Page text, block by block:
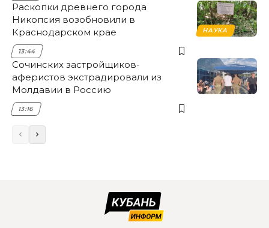
НАУКА
Раскопки древнего города
Никопсия возобновили в
Краснодарском крае
13:44
Сочинских застройщиков-
аферистов экстрадировали из
Молдавии в Россию
13:16